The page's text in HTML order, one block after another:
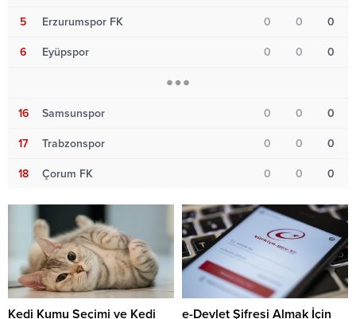
5 Erzurumspor FK 0 0 0
6 Eyüpspor 0 0 0
16 Samsunspor 0 0 0
17 Trabzonspor 0 0 0
18 Çorum FK 0 0 0
Kedi Kumu Seçimi ve Kedi
e-Devlet Şifresi Almak İçin